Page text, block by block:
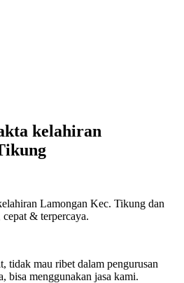
kelahiran
Lamongan Kec. Tikung dan
& terpercaya.
tidak mau ribet dalam pengurusan
bisa menggunakan jasa kami.